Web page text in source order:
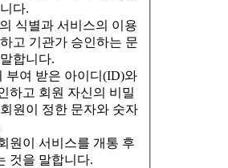
다.
식별과 서비스의 이용
고 기관가 승인하는 문
합니다.
여 받은 아이디(ID)와
하고 회원 자신의 비밀
원이 정한 문자와 숫자
원이 서비스를 개통 후
것을 말합니다.